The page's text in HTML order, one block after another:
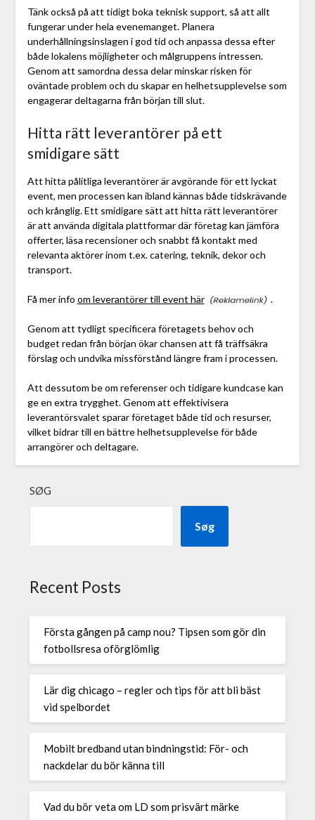
Tänk också på att tidigt boka teknisk support, så att allt
fungerar under hela evenemanget. Planera
underhållningsinslagen i god tid och anpassa dessa efter
både lokalens möjligheter och målgruppens intressen.
Genom att samordna dessa delar minskar risken för
oväntade problem och du skapar en helhetsupplevelse som
engagerar deltagarna från början till slut.
Hitta rätt leverantörer på ett
smidigare sätt
Att hitta pålitliga leverantörer är avgörande för ett lyckat
event, men processen kan ibland kännas både tidskrävande
och krånglig. Ett smidigare sätt att hitta rätt leverantörer
är att använda digitala plattformar där företag kan jämföra
offerter, läsa recensioner och snabbt få kontakt med
relevanta aktörer inom t.ex. catering, teknik, dekor och
transport.
Få mer info om leverantörer till event här .
Genom att tydligt specificera företagets behov och
budget redan från början ökar chansen att få träffsäkra
förslag och undvika missförstånd längre fram i processen.
Att dessutom be om referenser och tidigare kundcase kan
ge en extra trygghet. Genom att effektivisera
leverantörsvalet sparar företaget både tid och resurser,
vilket bidrar till en bättre helhetsupplevelse för både
arrangörer och deltagare.
SØG
Søg
Recent Posts
Första gången på camp nou? Tipsen som gör din
fotbollsresa oförglömlig
Lär dig chicago – regler och tips för att bli bäst
vid spelbordet
Mobilt bredband utan bindningstid: För- och
nackdelar du bör känna till
Vad du bör veta om LD som prisvärt märke